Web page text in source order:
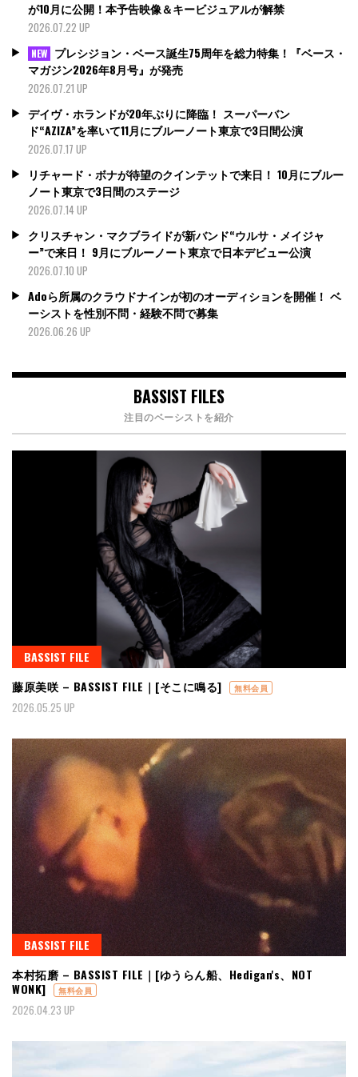
が10月に公開！本予告映像＆キービジュアルが解禁
2026.07.22 UP
NEW プレシジョン・ベース誕生75周年を総力特集！『ベース・
マガジン2026年8月号』が発売
2026.07.21 UP
デイヴ・ホランドが20年ぶりに降臨！ スーパーバン
ド“AZIZA”を率いて11月にブルーノート東京で3日間公演
2026.07.17 UP
リチャード・ボナが待望のクインテットで来日！ 10月にブルー
ノート東京で3日間のステージ
2026.07.14 UP
クリスチャン・マクブライドが新バンド“ウルサ・メイジャ
ー”で来日！ 9月にブルーノート東京で日本デビュー公演
2026.07.10 UP
Adoら所属のクラウドナインが初のオーディションを開催！ ベ
ーシストを性別不問・経験不問で募集
2026.06.26 UP
BASSIST FILES
注目のベーシストを紹介
BASSIST FILE
藤原美咲 – BASSIST FILE｜[そこに鳴る]
無料会員
2026.05.25 UP
BASSIST FILE
本村拓磨 – BASSIST FILE｜[ゆうらん船、Hedigan's、NOT
WONK]
無料会員
2026.04.23 UP